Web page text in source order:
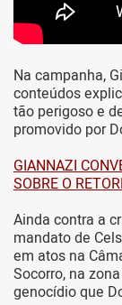
Na campanha,
conteúdos
tão perigoso e
promovido por
GIANNAZI
SOBRE O
Ainda contra a
mandato de
em atos na
Socorro, na
genocídio que